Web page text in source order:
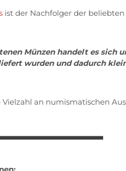
ist der Nachfolger der beliebten
Münzen handelt es sich
wurden und dadurch
an numismatischen